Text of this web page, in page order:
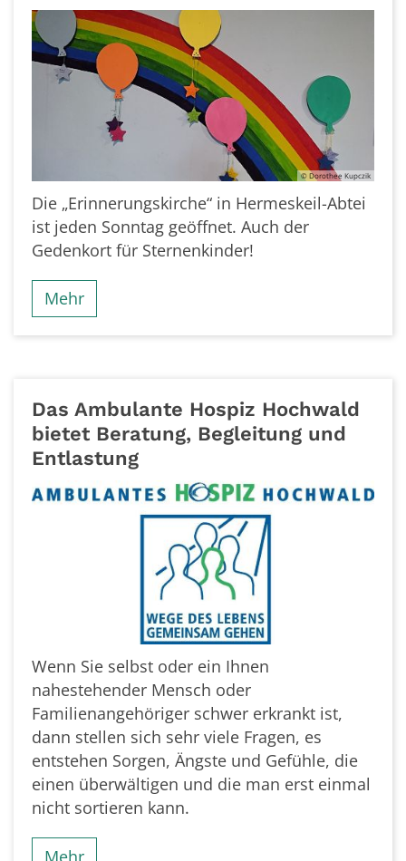
© Dorothee Kupczik
Die „Erinnerungskirche“ in Hermeskeil-Abtei
ist jeden Sonntag geöffnet. Auch der
Gedenkort für Sternenkinder!
Mehr
Das Ambulante Hospiz Hochwald
bietet Beratung, Begleitung und
Entlastung
Wenn Sie selbst oder ein Ihnen
nahestehender Mensch oder
Familienangehöriger schwer erkrankt ist,
dann stellen sich sehr viele Fragen, es
entstehen Sorgen, Ängste und Gefühle, die
einen überwältigen und die man erst einmal
nicht sortieren kann.
Mehr